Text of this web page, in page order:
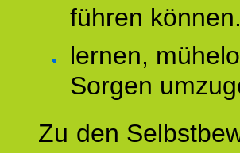
führen können.
lernen,
Sorgen
Zu den